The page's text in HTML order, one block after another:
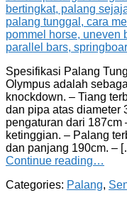
Spesifikasi Palang
Olympus adalah
knockdown. – Tiang
dan pipa atas diameter
pengaturan dari 187cm
ketinggian. – Palang
dan panjang 190cm. –
Continue reading…
Categories: Palang,